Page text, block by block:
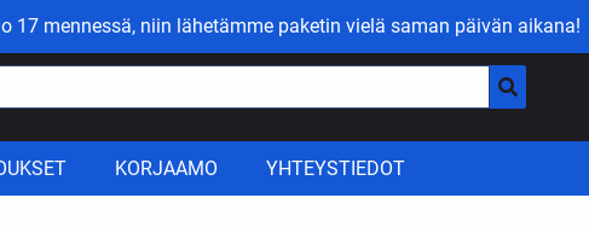
mennessä, niin lähetämme paketin vielä saman päivän aikana!
KORJAAMO YHTEYSTIEDOT